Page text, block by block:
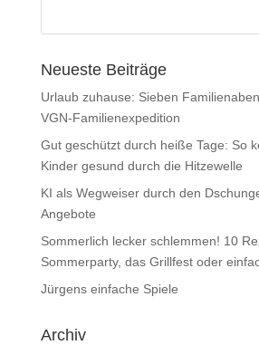
Neueste Beiträge
Urlaub zuhause: Sieben
VGN-Familienexpedition
Gut geschützt durch heiße Tage: So
Kinder gesund durch die Hitzewelle
KI als Wegweiser durch den
Angebote
Sommerlich lecker schlemmen! 10
Sommerparty, das Grillfest oder
Jürgens einfache Spiele
Archiv